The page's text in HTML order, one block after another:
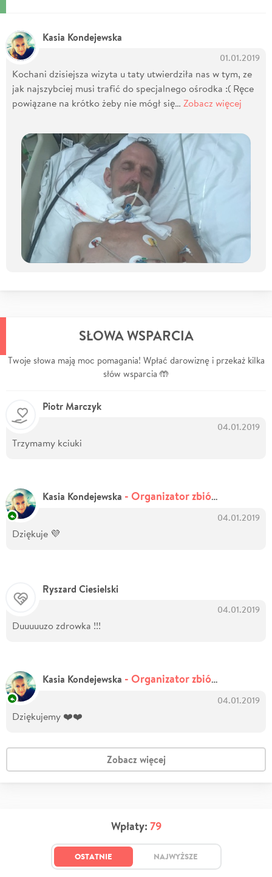
Kasia Kondejewska
01.01.2019
Kochani dzisiejsza wizyta u taty utwierdziła nas w tym, ze
jak najszybciej musi trafić do specjalnego ośrodka :( Ręce
powiązane na krótko żeby nie mógł się… Zobacz więcej
SŁOWA WSPARCIA
Twoje słowa mają moc pomagania! Wpłać darowiznę i przekaż kilka
słów wsparcia 🤲
Piotr Marczyk
04.01.2019
Trzymamy kciuki
Kasia Kondejewska - Organizator zbiórki
04.01.2019
Dziękuje 💜
Ryszard Ciesielski
04.01.2019
Duuuuuzo zdrowka !!!
Kasia Kondejewska - Organizator zbiórki
04.01.2019
Dziękujemy ❤️❤️
Zobacz więcej
Wpłaty: 79
OSTATNIE NAJWYŻSZE